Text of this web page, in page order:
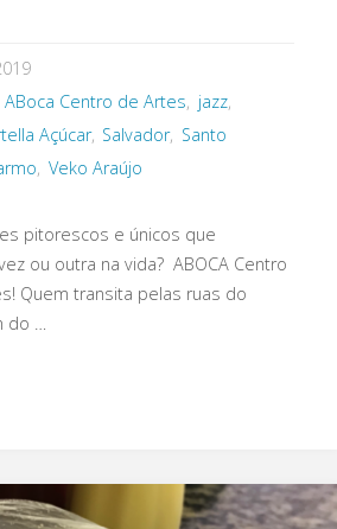
ABoca Centro de Artes, jazz,
Açúcar, Salvador, Santo
, Veko Araújo
pitorescos e únicos que
ou outra na vida? ABOCA Centro
Quem transita pelas ruas do
do …